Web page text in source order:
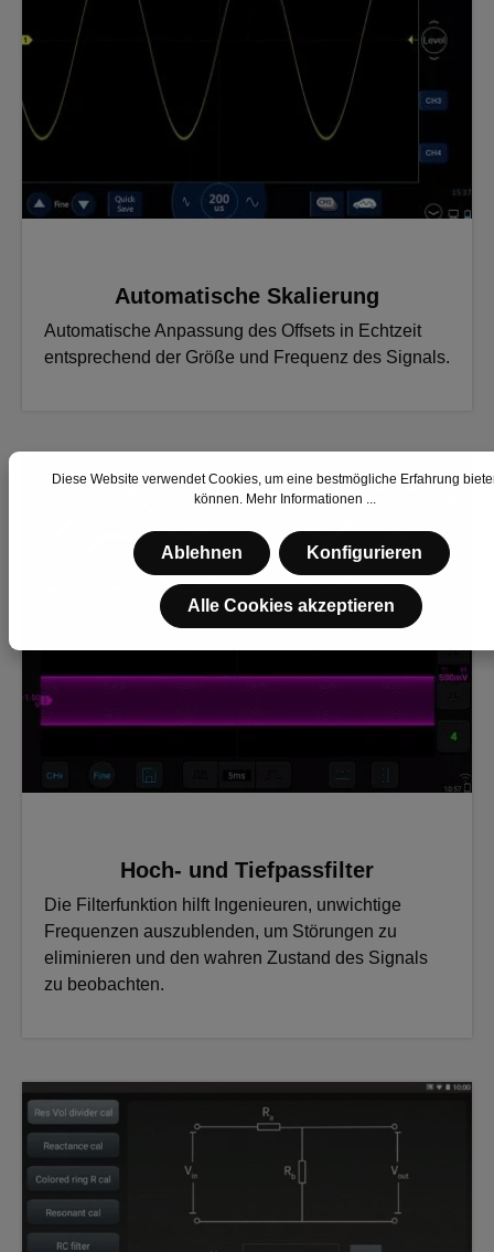
Automatische Skalierung
Automatische Anpassung des Offsets in Echtzeit
entsprechend der Größe und Frequenz des Signals.
Hoch- und Tiefpassfilter
Die Filterfunktion hilft Ingenieuren, unwichtige
Frequenzen auszublenden, um Störungen zu
eliminieren und den wahren Zustand des Signals
zu beobachten.
Diese Website verwendet Cookies, um eine bestmögliche Erfahrung
können. Mehr Informationen ...
Ablehnen Konfigurieren
Alle Cookies akzeptieren